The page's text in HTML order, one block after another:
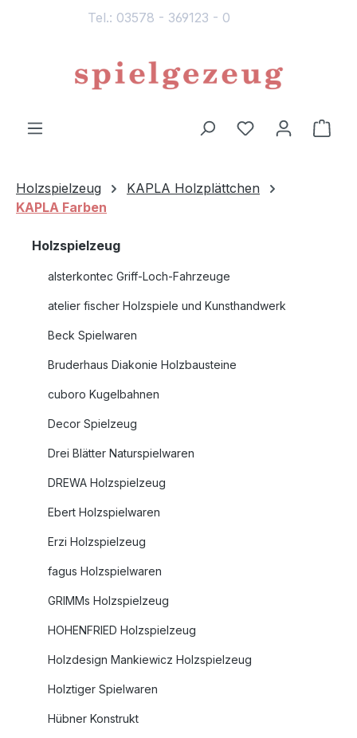
Tel.: 03578 - 369123 - 0
Du hast 0
Holzspielzeug
KAPLA Holzplättchen
KAPLA Farben
Holzspielzeug
alsterkontec Griff-Loch-Fahrzeuge
atelier fischer Holzspiele und Kunsthandwerk
Beck Spielwaren
Bruderhaus Diakonie Holzbausteine
cuboro Kugelbahnen
Decor Spielzeug
Drei Blätter Naturspielwaren
DREWA Holzspielzeug
Ebert Holzspielwaren
Erzi Holzspielzeug
fagus Holzspielwaren
GRIMMs Holzspielzeug
HOHENFRIED Holzspielzeug
Holzdesign Mankiewicz Holzspielzeug
Holztiger Spielwaren
Hübner Konstrukt